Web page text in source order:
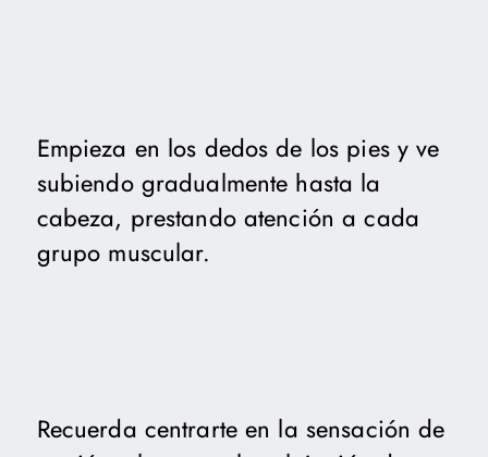
Empieza en los dedos de los pies y ve
subiendo gradualmente hasta la
cabeza, prestando atención a cada
grupo muscular.
Recuerda centrarte en la sensación de